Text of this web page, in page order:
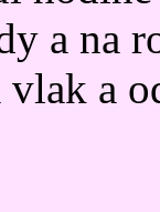
a na
a